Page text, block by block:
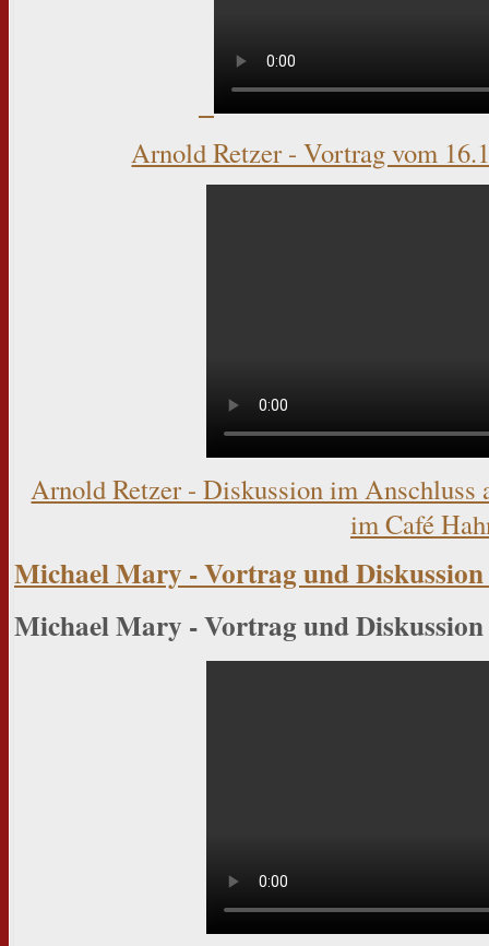
Arnold Retzer - Vortrag vom
Arnold Retzer - Diskussion im Anschluss
im Café
Michael Mary - Vortrag und Diskussion
Michael Mary - Vortrag und Diskussion